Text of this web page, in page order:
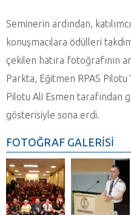
Seminerin ardından,
konuşmacılara ödülleri
çekilen hatıra fotoğrafının
Parkta, Eğitmen RPAS Pilotu
Pilotu Ali Esmen tarafından
gösterisiyle sona erdi.
FOTOĞRAF GALERİSİ